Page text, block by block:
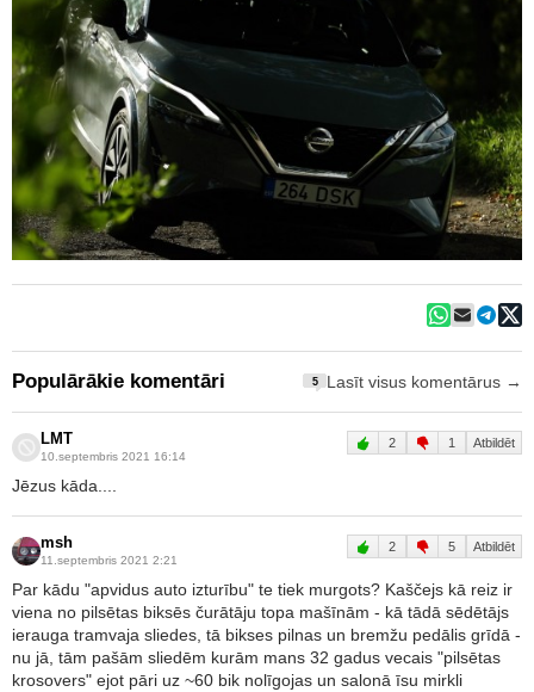
Populārākie komentāri 5 Lasīt visus komentārus →
LMT
10.septembris 2021 16:14
2 1 Atbildēt
Jēzus kāda....
msh
11.septembris 2021 2:21
2 5 Atbildēt
Par kādu "apvidus auto izturību" te tiek murgots? Kaščejs kā reiz ir
viena no pilsētas biksēs čurātāju topa mašīnām - kā tādā sēdētājs
ierauga tramvaja sliedes, tā bikses pilnas un bremžu pedālis grīdā -
nu jā, tām pašām sliedēm kurām mans 32 gadus vecais "pilsētas
krosovers" ejot pāri uz ~60 bik nolīgojas un salonā īsu mirkli